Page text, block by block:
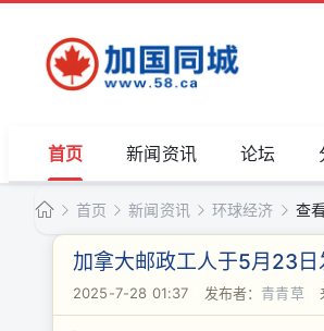
首页 新闻资讯 论坛
加
首页
›
新闻资讯 环球经济
›
查
加拿大邮政工人于5月23日
2025-7-28 01:37 发布者： 青青草